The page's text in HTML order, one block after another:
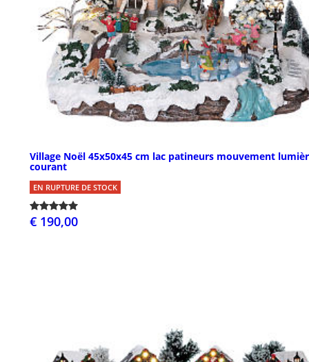
Village Noël 45x50x45 cm lac patineurs mouvement
courant
EN RUPTURE DE STOCK
€ 190,00